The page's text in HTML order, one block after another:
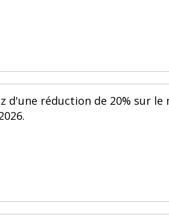
d'une réduction de 20% sur